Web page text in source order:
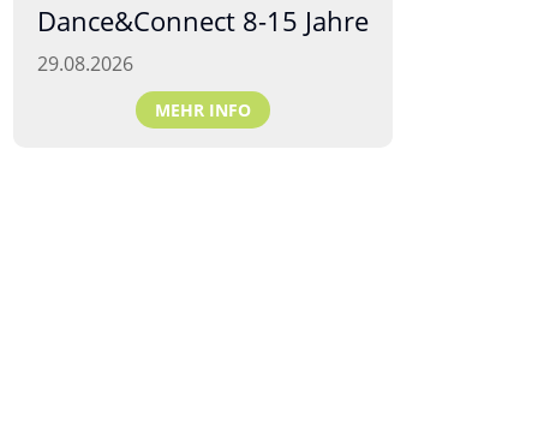
Dance&Connect 8-15 Jahre
29.08.2026
MEHR INFO